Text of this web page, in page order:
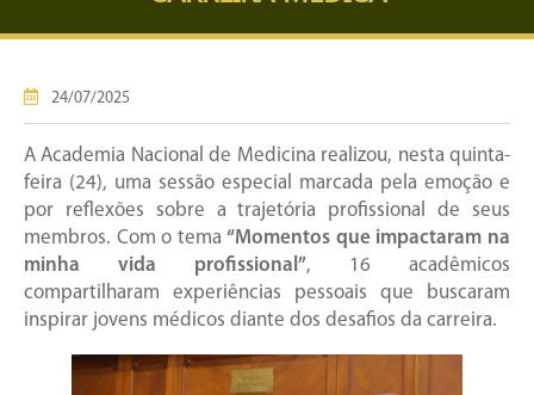
24/07/2025
A Academia Nacional de Medicina realizou, nesta quinta-
feira (24), uma sessão especial marcada pela emoção e
por reflexões sobre a trajetória profissional de seus
membros. Com o tema“Momentos que impactaram na
minha vida profissional”, 16 acadêmicos
compartilharam experiências pessoais que buscaram
inspirar jovens médicos diante dos desafios da carreira.